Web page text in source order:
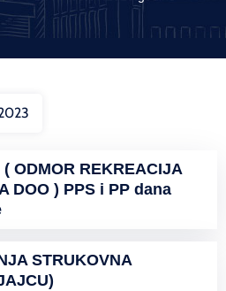
ODMOR REKREACIJA
DOO ) PPS i PP dana
STRUKOVNA